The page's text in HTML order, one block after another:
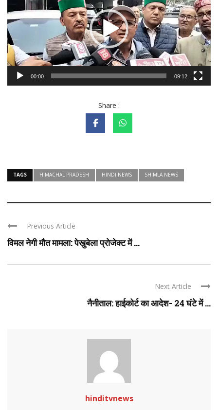
00:00 09:12
Share :
TAGS HIMACHAL PRADESH HINDI NEWS SHIMLA NEWS
Previous Article
विमल नेगी मौत मामला: पेखुबेला प्रोजेक्ट में ...
Next Article
नैनीताल: हाईकोर्ट का आदेश- 24 घंटे में ...
hinditvnews